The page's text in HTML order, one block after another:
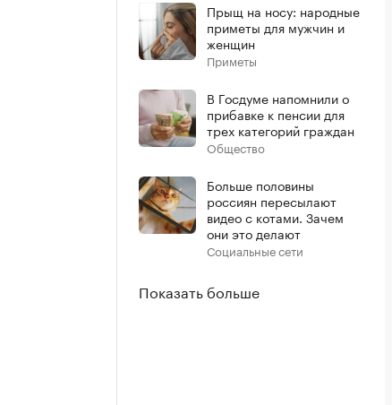
Прыщ на носу: народные
приметы для мужчин и
женщин
Приметы
В Госдуме напомнили о
прибавке к пенсии для
трех категорий граждан
Общество
Больше половины
россиян пересылают
видео с котами. Зачем
они это делают
Социальные сети
Показать больше